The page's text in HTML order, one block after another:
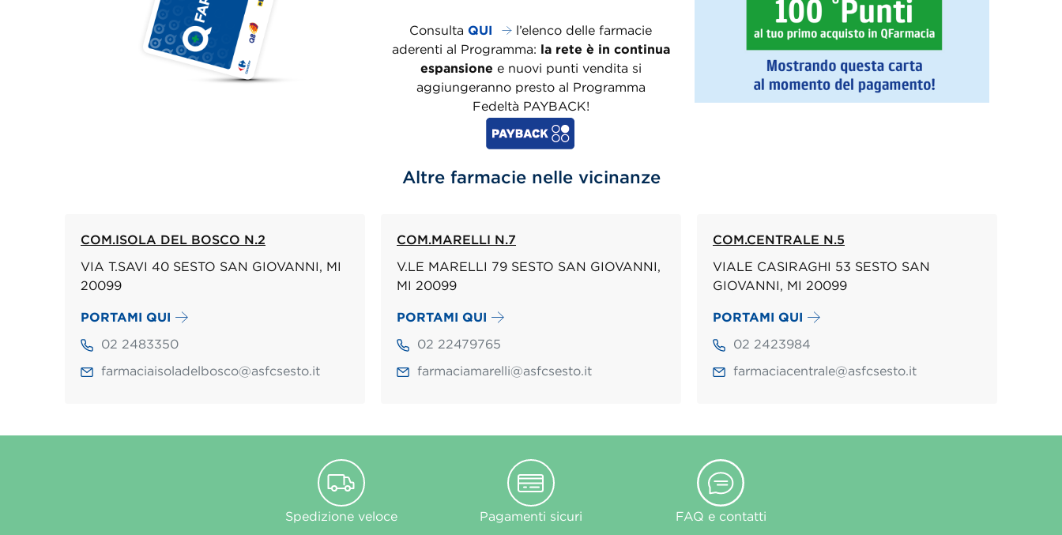
ConsultaQUI
l’elenco delle farmacie
aderenti al Programma: la rete è in continua
espansione e nuovi punti vendita si
aggiungeranno presto al Programma
Fedeltà PAYBACK!
Altre farmacie nelle vicinanze
COM.ISOLA DEL BOSCO N.2
VIA T.SAVI 40 SESTO SAN GIOVANNI, MI
20099
PORTAMI QUI
02 2483350
farmaciaisoladelbosco@asfcsesto.it
COM.MARELLI N.7
V.LE MARELLI 79 SESTO SAN GIOVANNI,
MI 20099
PORTAMI QUI
02 22479765
farmaciamarelli@asfcsesto.it
COM.CENTRALE N.5
VIALE CASIRAGHI 53 SESTO SAN
GIOVANNI, MI 20099
PORTAMI QUI
02 2423984
farmaciacentrale@asfcsesto.it
Spedizione veloce Pagamenti sicuri FAQ e contatti